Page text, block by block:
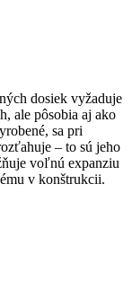
dosiek vyžaduje
ale pôsobia aj ako
sa pri
– to sú jeho
voľnú expanziu
v konštrukcii.